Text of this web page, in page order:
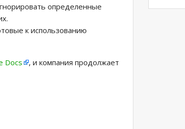
определенные
к использованию
Docs
, и компания продолжает